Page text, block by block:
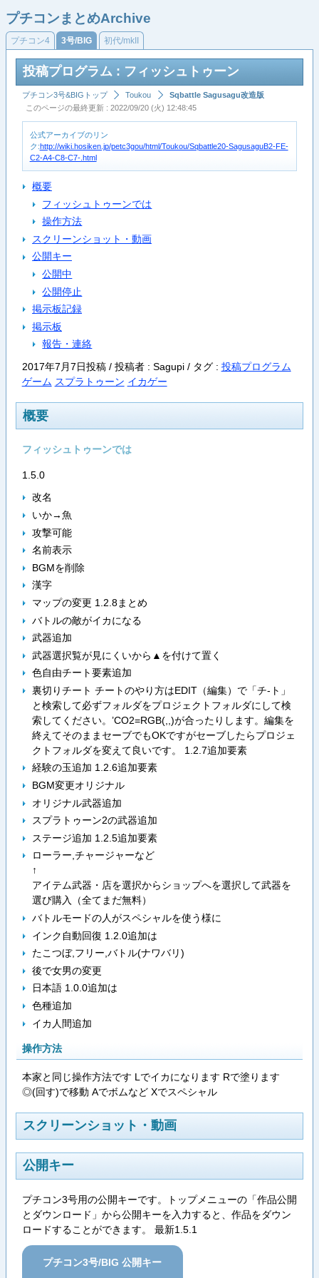
プチコンまとめArchive
プチコン4 3号/BIG 初代/mkII
投稿プログラム : フィッシュトゥーン
プチコン3号&BIGトップ Toukou
Sqbattle Sagusagu改造版
このページの最終更新 : 2022/09/20 (火) 12:48:45
公式アーカイブのリン
ク:http://wiki.hosiken.jp/petc3gou/html/Toukou/Sqbattle20-SagusaguB2-FE-
C2-A4-C8-C7-.html
概要
フィッシュトゥーンでは
操作方法
スクリーンショット・動画
公開キー
公開中
公開停止
掲示板記録
掲示板
報告・連絡
2017年7月7日投稿 / 投稿者 : Sagupi / タグ : 投稿プログラム
ゲーム スプラトゥーン イカゲー
概要
フィッシュトゥーンでは
1.5.0
改名
いか→魚
攻撃可能
名前表示
BGMを削除
漢字
マップの変更 1.2.8まとめ
バトルの敵がイカになる
武器追加
武器選択覧が見にくいから▲を付けて置く
色自由チート要素追加
裏切りチート チートのやり方はEDIT（編集）で「チ-ト」
と検索して必ずフォルダをプロジェクトフォルダにして検
索してください。’CO2=RGB(,,)が合ったりします。編集を
終えてそのままセーブでもOKですがセーブしたらプロジェ
クトフォルダを変えて良いです。 1.2.7追加要素
経験の玉追加 1.2.6追加要素
BGM変更オリジナル
オリジナル武器追加
スプラトゥーン2の武器追加
ステージ追加 1.2.5追加要素
ローラー,チャージャーなど
↑
アイテム武器・店を選択からショップへを選択して武器を
選び購入（全てまだ無料）
バトルモードの人がスペシャルを使う様に
インク自動回復 1.2.0追加は
たこつぼ,フリー,バトル(ナワバリ)
後で女男の変更
日本語 1.0.0追加は
色種追加
イカ人間追加
操作方法
本家と同じ操作方法です Lでイカになります Rで塗ります
◎(回す)で移動 Aでボムなど Xでスペシャル
スクリーンショット・動画
公開キー
プチコン3号用の公開キーです。トップメニューの「作品公開
とダウンロード」から公開キーを入力すると、作品をダウン
ロードすることができます。 最新1.5.1
プチコン3号/BIG 公開キー